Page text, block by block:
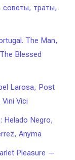
советы, траты,
The Man,
Blessed
Larosa, Post
Vici
Helado Negro,
Anyma
Pleasure —